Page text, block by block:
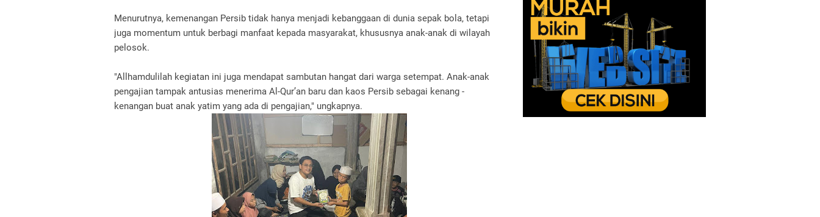
Menurutnya, kemenangan Persib tidak hanya menjadi kebanggaan di dunia sepak bola, tetapi
juga momentum untuk berbagi manfaat kepada masyarakat, khususnya anak-anak di wilayah
pelosok.
"Allhamdulilah kegiatan ini juga mendapat sambutan hangat dari warga setempat. Anak-anak
pengajian tampak antusias menerima Al-Qur’an baru dan kaos Persib sebagai kenang -
kenangan buat anak yatim yang ada di pengajian," ungkapnya.